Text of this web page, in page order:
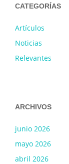
CATEGORÍAS
Artículos
Noticias
Relevantes
ARCHIVOS
junio 2026
mayo 2026
abril 2026